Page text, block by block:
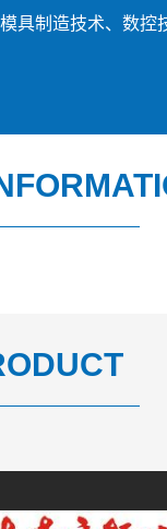
具制造技术、数控